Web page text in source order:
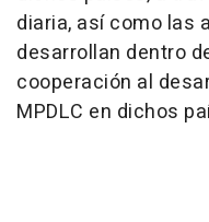
diaria, así como las
desarrollan dentro
cooperación al
MPDLC en dichos